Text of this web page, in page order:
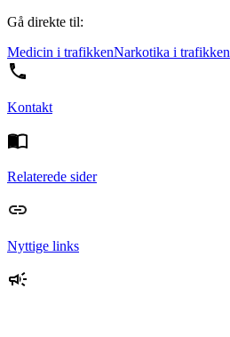
Gå direkte til:
Medicin i trafikkenNarkotika i trafikken
Kontakt
Relaterede sider
Nyttige links